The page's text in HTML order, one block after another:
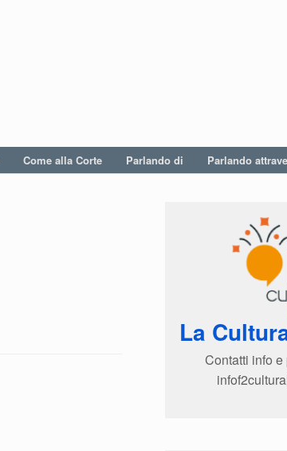
Come alla Corte Parlando di Parlando
La
Contatti info